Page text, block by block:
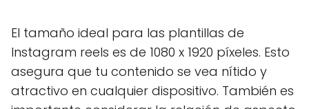
El tamaño ideal para las plantillas de
Instagram reels es de 1080 x 1920 píxeles. Esto
asegura que tu contenido se vea nítido y
atractivo en cualquier dispositivo. También es